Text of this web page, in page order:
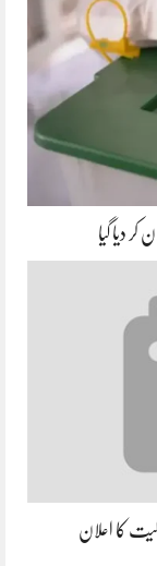
کر دیا گیا
کا اعلان